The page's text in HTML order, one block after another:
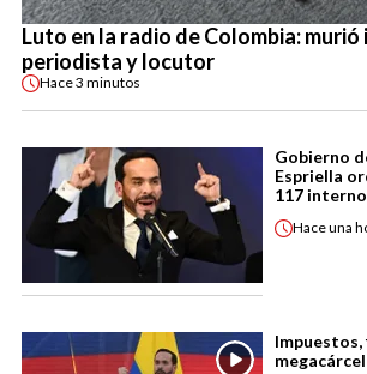
Luto en la radio de Colombia:
periodista y locutor
Hace3 minutos
Gobierno
Espriella
117
Haceuna